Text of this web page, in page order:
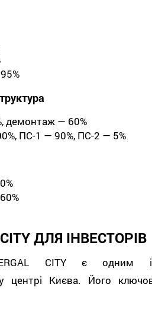
демонтаж — 60%
ПС-1 — 90%, ПС-2 — 5%
ДЛЯ ІНВЕСТОРІВ
CITY є одним
центрі Києва. Його